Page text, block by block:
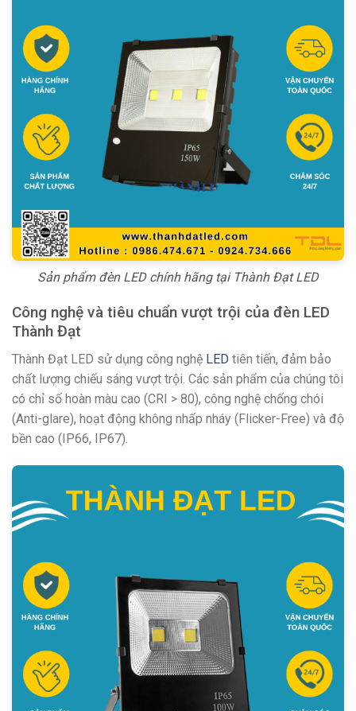
Sản phẩm đèn LED chính hãng tại Thành Đạt LED
Công nghệ và tiêu chuẩn vượt trội của đèn LED
Thành Đạt
Thành Đạt LED sử dụng công nghệ LED tiên tiến, đảm bảo
chất lượng chiếu sáng vượt trội. Các sản phẩm của chúng tôi
có chỉ số hoàn màu cao (CRI > 80), công nghệ chống chói
(Anti-glare), hoạt động không nhấp nháy (Flicker-Free) và độ
bền cao (IP66, IP67).